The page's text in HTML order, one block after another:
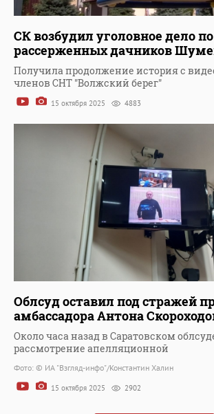
СК возбудил уголовное дело
рассерженных дачников
Получила продолжение история с
членов СНТ "Волжский берег"
15 октября 2025 4883
Облсуд оставил под стражей
амбассадора Антона
Около часа назад в Саратовском
рассмотрение апелляционной
Фото: © ИА "Взгляд-инфо"/Константин Халин
15 октября 2025 2902